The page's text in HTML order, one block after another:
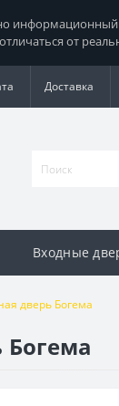
информационный
от
Доставка
Входные
дверь Богема